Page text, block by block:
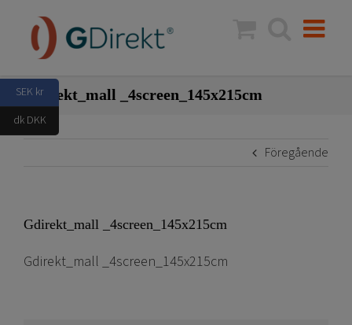
innehållet
Gdirekt_mall _4screen_145x215cm
Föregående
Gdirekt_mall _4screen_145x215cm
Gdirekt_mall _4screen_145x215cm
SEK kr
dk DKK